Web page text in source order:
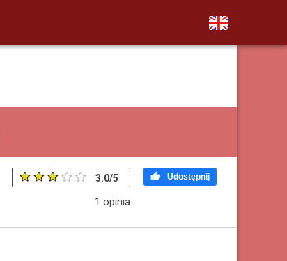
3.0/5
1 opinia
 Udostępnij